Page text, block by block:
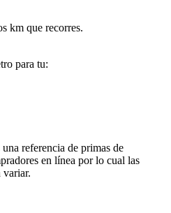
km que recorres.
para tu:
referencia de primas de
en línea por lo cual las
variar.